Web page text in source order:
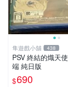
隼遊戲小舖 438
PSV 終結的熾天
端 純日版
$690